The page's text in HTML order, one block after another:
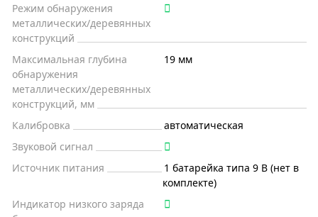
Режим обнаружения
металлических/деревянных
конструкций
Максимальная глубина
обнаружения
металлических/деревянных
конструкций, мм
19 мм
Калибровка
автоматическая
Звуковой сигнал
Источник питания
1 батарейка типа 9 В (нет в
комплекте)
Индикатор низкого заряда